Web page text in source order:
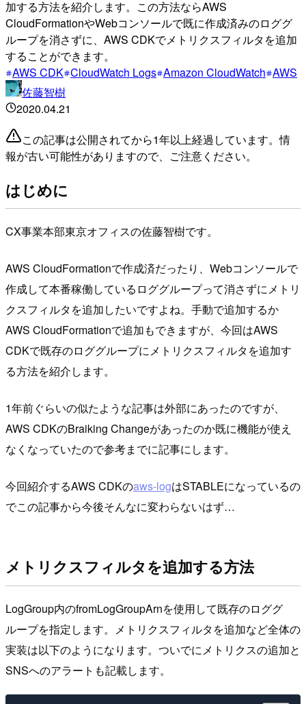
加する方法を紹介します。この方法ならAWS
CloudFormationやWebコンソールで既に作成済みのロググ
ループを消さずに、AWS CDKでメトリクスフィルタを追加
することができます。
AWS CDK CloudWatch Logs Amazon CloudWatch AWS
佐藤智樹
2020.04.21
この記事は公開されてから1年以上経過しています。情
報が古い可能性がありますので、ご注意ください。
はじめに
CX事業本部東京オフィスの佐藤智樹です。
AWS CloudFormationで作成済だったり、Webコンソールで
作成して本番稼働しているロググループって消さずにメトリ
クスフィルタを追加したいですよね。手動で追加するか
AWS CloudFormationで追加もできますが、今回はAWS
CDKで既存のロググループにメトリクスフィルタを追加す
る方法を紹介します。
1年前ぐらいの似たような記事は外部にあったのですが、
AWS CDKのBraiking Changeがあったのか既に機能が使え
なくなっていたので参考までに記事にします。
今回紹介するAWS CDKのaws-logはSTABLEになっているの
でこの記事から今後そんなに変わらないはず…
メトリクスフィルタを追加する方法
LogGroup内のfromLogGroupArnを使用して既存のロググ
ループを指定します。メトリクスフィルタを追加など全体の
実装は以下のようになります。ついでにメトリクスの追加と
SNSへのアラートも記載します。